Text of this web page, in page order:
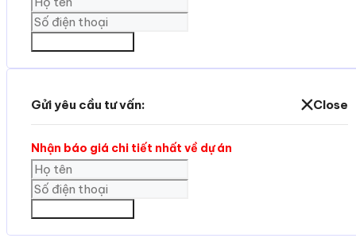
Gửi yêu cầu tư vấn: Close
Nhận báo giá chi tiết nhất về dự án